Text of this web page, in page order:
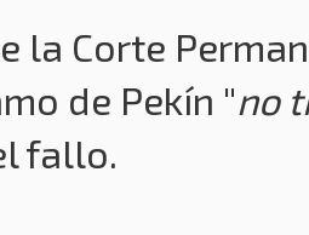
la Corte
de Pekín "no
fallo.